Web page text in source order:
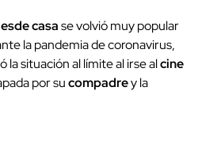
casase volvió muy popular
la pandemia de coronavirus,
la situación al límite al irse alcine
por sucompadrey la